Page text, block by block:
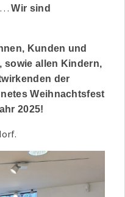
Wir sind
Kunden und
sowie allen Kindern,
der
Weihnachtsfest
2025!